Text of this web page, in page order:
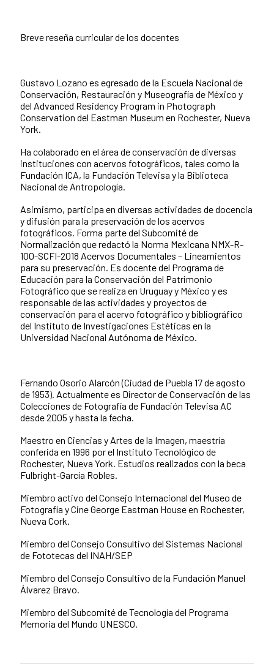
Breve reseña curricular de los docentes
Gustavo Lozano es egresado de la Escuela Nacional de
Conservación, Restauración y Museografía de México y
del Advanced Residency Program in Photograph
Conservation del Eastman Museum en Rochester, Nueva
York.
Ha colaborado en el área de conservación de diversas
instituciones con acervos fotográficos, tales como la
Fundación ICA, la Fundación Televisa y la Biblioteca
Nacional de Antropología.
Asimismo, participa en diversas actividades de docencia
y difusión para la preservación de los acervos
fotográficos. Forma parte del Subcomité de
Normalización que redactó la Norma Mexicana NMX-R-
100-SCFI-2018 Acervos Documentales – Lineamientos
para su preservación. Es docente del Programa de
Educación para la Conservación del Patrimonio
Fotográfico que se realiza en Uruguay y México y es
responsable de las actividades y proyectos de
conservación para el acervo fotográfico y bibliográfico
del Instituto de Investigaciones Estéticas en la
Universidad Nacional Autónoma de México.
Fernando Osorio Alarcón (Ciudad de Puebla 17 de agosto
de 1953). Actualmente es Director de Conservación de las
Colecciones de Fotografía de Fundación Televisa AC
desde 2005 y hasta la fecha.
Maestro en Ciencias y Artes de la Imagen, maestría
conferida en 1996 por el Instituto Tecnológico de
Rochester, Nueva York. Estudios realizados con la beca
Fulbright-García Robles.
Miembro activo del Consejo Internacional del Museo de
Fotografía y Cine George Eastman House en Rochester,
Nueva Cork.
Miembro del Consejo Consultivo del Sistemas Nacional
de Fototecas del INAH/SEP
Miembro del Consejo Consultivo de la Fundación Manuel
Álvarez Bravo.
Miembro del Subcomité de Tecnología del Programa
Memoria del Mundo UNESCO.